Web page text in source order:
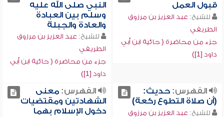
قبول العمل
للشيخ: عبد العزيز بن مرزوق
الطريفي
جزء من محاضرة ( حائية ابن أبي
داود [1])
النبي صلى الله عليه
وسلم بين العبادة
والعادة والجبلة
للشيخ: عبد العزيز بن مرزوق
الطريفي
جزء من محاضرة ( حائية ابن أبي
داود [1])
الفهرس:حديث:
(أن صلاة التطوع ركعة)
للشيخ: عبد العزيز بن مرزوق
الفهرس:معنى
الشهادتين ومقتضيات
دخول الإسلام بهما